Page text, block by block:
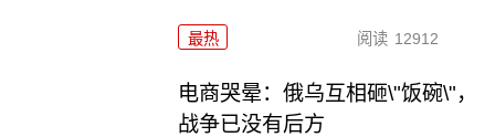
最热 阅读 12912
电商哭晕：俄乌互相砸\"饭碗\"，
战争已没有后方